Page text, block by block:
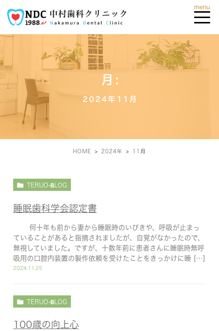
月:
2024年11月
HOME 2024年 月
TERUO-BLOG
睡眠歯科学会認定書
何十年も前から妻から睡眠時のいびきや、呼吸が止まっ
ていることがあると指摘されましたが、自覚がなかったので、
無視していました。ですが、十数年前に患者さんに睡眠時無呼
吸用の口腔内装置の製作依頼を受けたことをきっかけに睡 […]
2024.11.25
TERUO-BLOG
100歳の向上心